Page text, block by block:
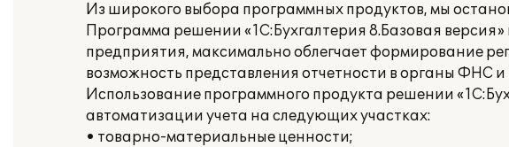
Из широкого выбора программных продуктов, мы
Программа решении «1С:Бухгалтерия 8.Базовая
предприятия, максимально облегчает формирование
возможность представления отчетности в органы ФНС
Использование программного продукта решении
автоматизации учета на следующих участках:
• товарно-материальные ценности;